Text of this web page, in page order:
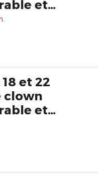
et
18 et 22
clown
et